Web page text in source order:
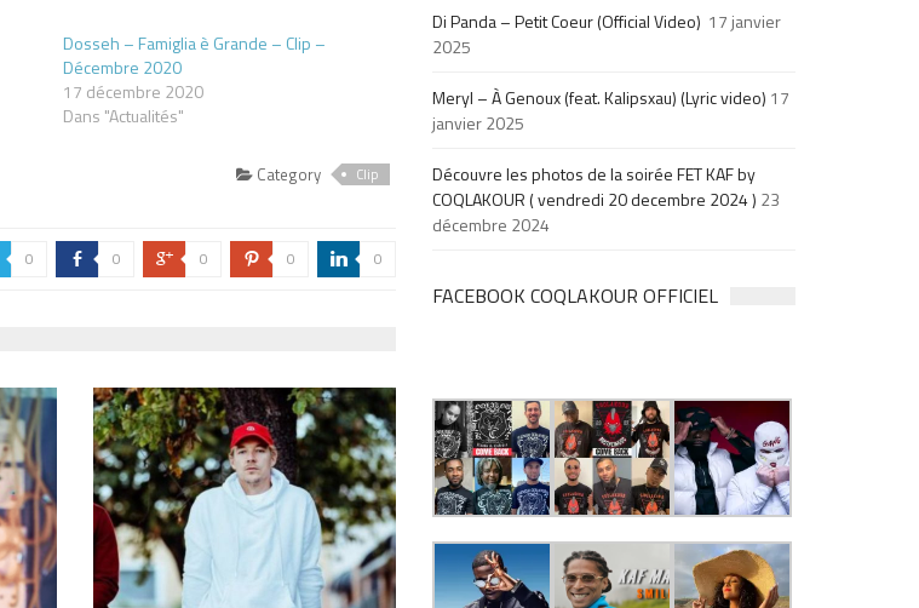
Dosseh – Famiglia è Grande – Clip –
Décembre 2020
17 décembre 2020
Dans "Actualités"
Category Clip
0 b 0 c 0 d 0 j 0
Di Panda – Petit Coeur (Official Video) 17 janvier
2025
Meryl – À Genoux (feat. Kalipsxau) (Lyric video) 17
janvier 2025
Découvre les photos de la soirée FET KAF by
COQLAKOUR ( vendredi 20 decembre 2024 ) 23
décembre 2024
FACEBOOK COQLAKOUR OFFICIEL